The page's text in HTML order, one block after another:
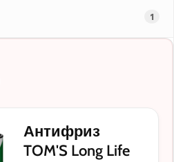
1
Антифриз
TOM'S Long Life